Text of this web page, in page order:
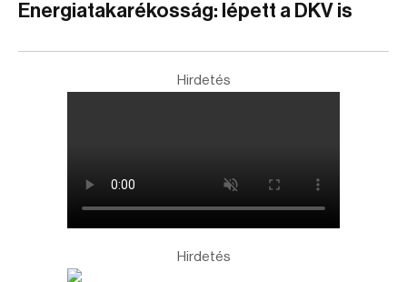
Energiatakarékosság: lépett a DKV is
Hirdetés
Hirdetés